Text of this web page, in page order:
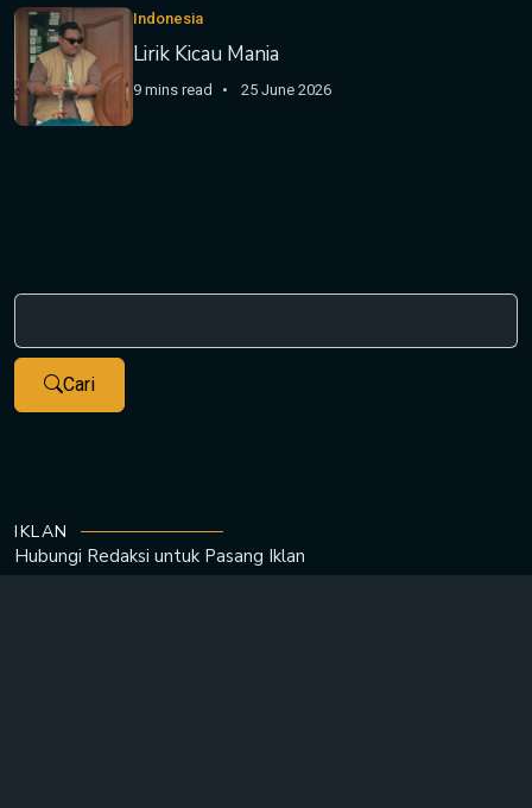
Indonesia
Lirik Kicau Mania
9 mins read 25 June 2026
Cari
IKLAN
Hubungi Redaksi untuk Pasang Iklan